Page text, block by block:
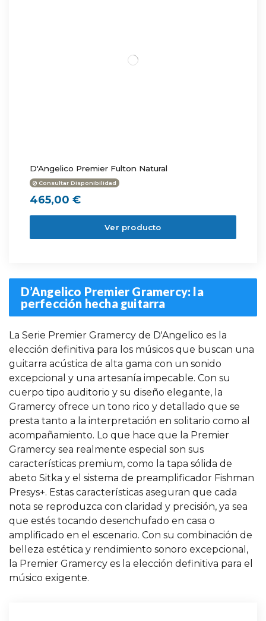
D'Angelico Premier Fulton Natural
Consultar Disponibilidad
465,00 €
Ver producto
D’Angelico Premier Gramercy: la
perfección hecha guitarra
La Serie Premier Gramercy de D'Angelico es la
elección definitiva para los músicos que buscan una
guitarra acústica de alta gama con un sonido
excepcional y una artesanía impecable. Con su
cuerpo tipo auditorio y su diseño elegante, la
Gramercy ofrece un tono rico y detallado que se
presta tanto a la interpretación en solitario como al
acompañamiento. Lo que hace que la Premier
Gramercy sea realmente especial son sus
características premium, como la tapa sólida de
abeto Sitka y el sistema de preamplificador Fishman
Presys+. Estas características aseguran que cada
nota se reproduzca con claridad y precisión, ya sea
que estés tocando desenchufado en casa o
amplificado en el escenario. Con su combinación de
belleza estética y rendimiento sonoro excepcional,
la Premier Gramercy es la elección definitiva para el
músico exigente.